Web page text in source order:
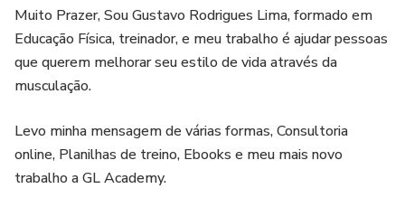
Muito Prazer, Sou Gustavo Rodrigues Lima, formado em
Educação Física, treinador, e meu trabalho é ajudar pessoas
que querem melhorar seu estilo de vida através da
musculação.
Levo minha mensagem de várias formas, Consultoria
online, Planilhas de treino, Ebooks e meu mais novo
trabalho a GL Academy.